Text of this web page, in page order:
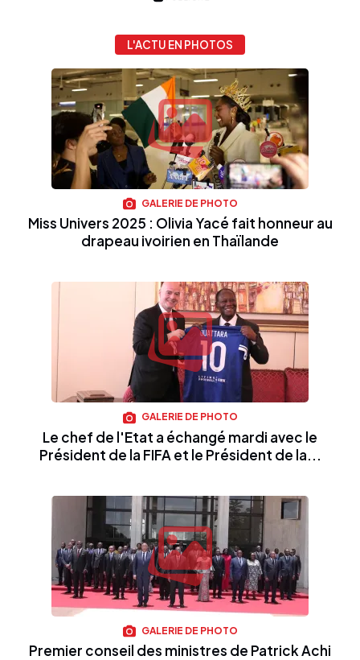
L'ACTU EN PHOTOS
GALERIE DE PHOTO
Miss Univers 2025 : Olivia Yacé fait honneur au
drapeau ivoirien en Thaïlande
GALERIE DE PHOTO
Le chef de l'Etat a échangé mardi avec le
Président de la FIFA et le Président de la...
GALERIE DE PHOTO
Premier conseil des ministres de Patrick Achi